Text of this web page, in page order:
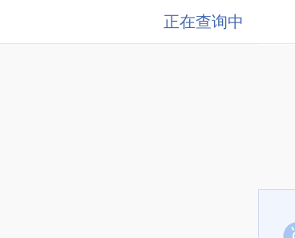
正在查询中